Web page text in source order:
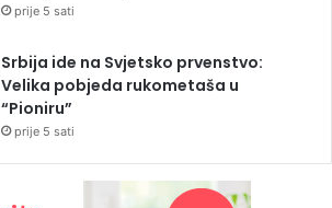
prije 5 sati
Srbija ide na Svjetsko prvenstvo:
Velika pobjeda rukometaša u
“Pioniru”
prije 5 sati